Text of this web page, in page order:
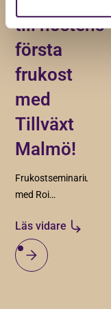
till höstens
första
frukost
med
Tillväxt
Malmö!
Frukostseminarium
med Roi
september 2025
Läs vidare